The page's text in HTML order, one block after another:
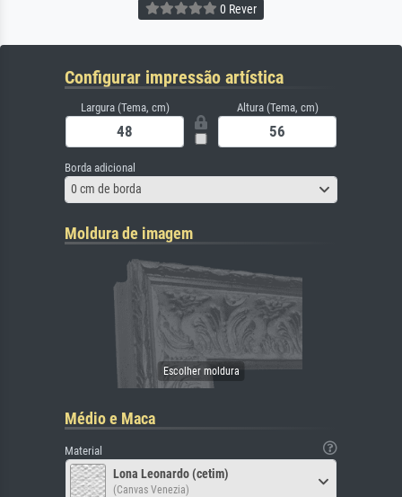
0 Rever
Configurar impressão artística
Largura (Tema, cm) Altura (Tema, cm)
Borda adicional
0 cm de borda
Moldura de imagem
Médio e Maca
Material
Lona Leonardo (cetim)
(Canvas Venezia)